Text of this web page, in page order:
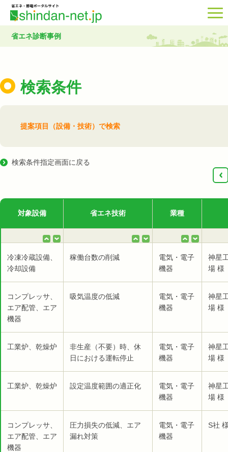
省エネ診断事例
検索条件
提案項目（設備・技術）で検索
検索条件指定画面に戻る
‹
対象設備 省エネ技術 業種
冷凍冷蔵設備、
冷却設備
稼働台数の削減
電気・電子
機器
神星
場 様
コンプレッサ、
エア配管、エア
機器
吸気温度の低減
電気・電子
機器
神星
場 様
工業炉、乾燥炉
非生産（不要）時、休
日における運転停止
電気・電子
機器
神星
場 様
工業炉、乾燥炉 設定温度範囲の適正化
電気・電子
機器
神星
場 様
コンプレッサ、
エア配管、エア
機器
圧力損失の低減、エア
漏れ対策
電気・電子
機器
S社